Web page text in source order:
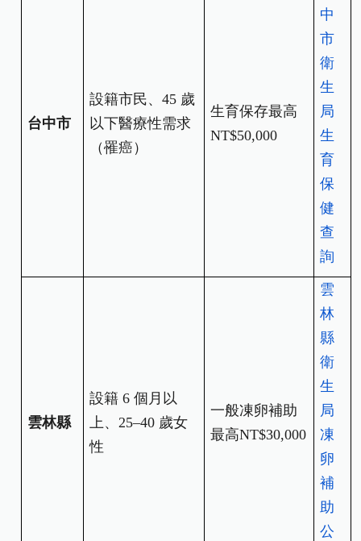
台中市
設籍市民、45 歲
以下醫療性需求
（罹癌）
生育保存最高
NT$50,000
中
市
衛
生
局
生
育
保
健
查
詢
雲林縣
設籍 6 個月以
上、25–40 歲女
性
一般凍卵補助
最高NT$30,000
雲
林
縣
衛
生
局
凍
卵
補
助
公